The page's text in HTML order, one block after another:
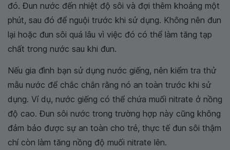
đó. Đun nước đến nhiệt độ sôi và đợi thêm khoảng một
phút, sau đó để nguội trước khi sử dụng. Không nên đun
lại hoặc đun sôi quá lâu vì việc đó có thể làm tăng tạp
chất trong nước sau khi đun.
Nếu gia đình bạn sử dụng nước giếng, nên kiểm tra thử
mẫu nước để chắc chắn rằng nó an toàn trước khi sử
dụng. Ví dụ, nước giếng có thể chứa muối nitrate ở nồng
độ cao. Đun sôi nước trong trường hợp này cũng không
đảm bảo được sự an toàn cho trẻ, thực tế đun sôi thậm
chí còn làm tăng nồng độ muối nitrate lên.